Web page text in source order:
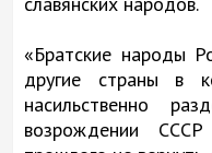
«Братские народы
другие страны в
насильственно
возрождении